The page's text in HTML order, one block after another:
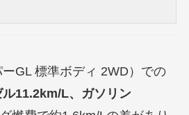
GL 標準ボディ 2WD）での
ル11.2km/L、ガソリン